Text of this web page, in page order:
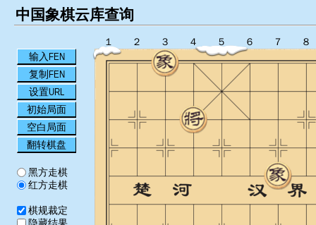
中国象棋云库查询
输入FEN
复制FEN
设置URL
初始局面
空白局面
翻转棋盘
黑方走棋
红方走棋
棋规裁定
１ ２ ３ ４ ５ ６ ７ ８